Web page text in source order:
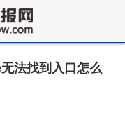
法找到入口怎么